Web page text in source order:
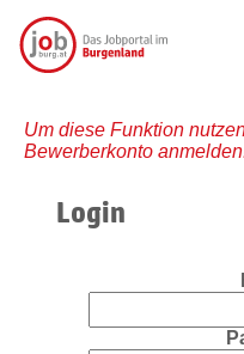
Um diese Funktion
Bewerberkonto
Login